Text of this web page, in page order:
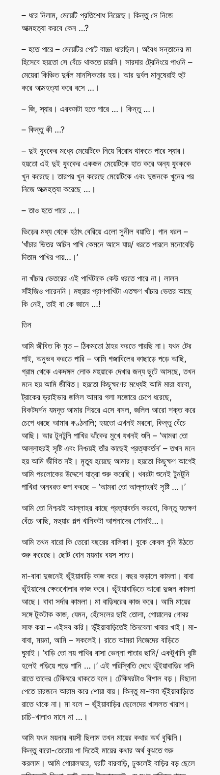
– ধরে নিলাম, মেয়েটি প্রতিশোধ নিয়েছে। কিন্তু সে নিজে
আত্মহত্যা করবে কেন …?
– হতে পারে – মেয়েটির পেটে বাচ্চা ধরেছিল। অবৈধ সন্তানের মা
হিসেবে হয়তো সে বেঁচে থাকতে চায়নি। সারদার ট্রেনিংয়ে পাওনি –
মেয়েরা কিঞ্চিত দুর্বল মানসিকতার হয়। আর দুর্বল মানুষেরাই হুট
করে আত্মহত্যা করে বসে …।
– জি, স্যার। এরকমটা হতে পারে …। কিন্তু …।
– কিন্তু কী …?
– দুই যুবকের মধ্যে মেয়েটিকে নিয়ে বিরোধ থাকতে পারে স্যার।
হয়তো এই দুই যুবকের একজন মেয়েটিকে হাত করে অন্য যুবককে
খুন করেছে। তারপর খুন করেছে মেয়েটিকে এবং দুজনকে খুনের পর
নিজে আত্মহত্যা করেছে …।
– তাও হতে পারে …।
ভিড়ের মধ্য থেকে হঠাৎ বেরিয়ে এলো সুনীল বয়াতি। গান ধরল –
‘খাঁচার ভিতর অচিন পাখি কেমনে আসে যায়/ ধরতে পারলে মনোবেড়ি
দিতাম পাখির পায়…।’
না খাঁচার ভেতরের এই পাখিটাকে কেউ ধরতে পারে না। লালন
সাঁইজিও পারেননি। মহুয়ার প্রাণপাখিটা এতক্ষণ খাঁচার ভেতর আছে
কি নেই, তাই বা কে জানে …!
তিন
আমি জীবিত কি মৃত – ঠিকমতো ঠাহর করতে পারছি না। যখন টের
পাই, অনুভব করতে পারি – আমি গজাবিলের কাছাড়ে পড়ে আছি,
গ্রাম থেকে একদঙ্গল লোক মহুয়াকে দেখার জন্য ছুটে আসছে, তখন
মনে হয় আমি জীবিত। হয়তো কিছুক্ষণের মধ্যেই আমি মারা যাবো,
ট্রাকের ড্রাইভার জলিল আমার গলা সজোরে চেপে ধরেছে,
বিকটদর্শন যমদূত আমার শিয়রে এসে বসল, জলিল আরো শক্ত করে
চেপে ধরছে আমার কণ্ঠনালি; হয়তো এখনই মরবো, কিন্তু বেঁচে
আছি। আর টুনটুনি পাখির ঝাঁকের মুখে যখনই শুনি – ‘আমরা তো
আল্লাহরই সৃষ্টি এবং নিশ্চয়ই তাঁর কাছেই প্রত্যাবর্তন’ – তখন মনে
হয় আমি জীবিত নই। মৃত্যু হয়েছে আমার। হয়তো কিছুক্ষণ আগেই
আমি পরলোকের উদ্দেশে যাত্রা শুরু করেছি। খবরটা শুনেই টুনটুনি
পাখিরা অনবরত জপ করছে – ‘আমরা তো আল্লাহরই সৃষ্টি …।’
আমি তো নিশ্চয়ই আল্লাহর কাছে প্রত্যাবর্তন করবো, কিন্তু যতক্ষণ
বেঁচে আছি, মহুয়ার গল্প খানিকটা আপনাদের শোনাই…।
আমি তখন বারো কি তেরো বছরের বালিকা। বুকে কেবল বুনি উঠতে
শুরু করেছে। ছোট বোন ময়নার বয়স সাত।
মা-বাবা দুজনেই ভূঁইয়াবাড়ি কাজ করে। বছর কড়ালে কামলা। বাবা
ভূঁইয়াদের ক্ষেতখোলার কাজ করে। ভূঁইয়াবাড়িতে আরো দুজন কামলা
আছে। বাবা সর্দার কামলা। মা বাড়িঘরের কাজ করে। আমি মায়ের
সঙ্গে টুকটাক কাজ, যেমন, হেঁসেলের ছাই তোলা, গোয়ালের গোবর
সাফ করা – এইসব করি। ভূঁইয়াবাড়িতেই তিনবেলা খাবার খাই। মা-
বাবা, ময়না, আমি – সকলেই। রাতে আমরা নিজেদের বাড়িতে
ঘুমাই। ‘বাড়ি তো নয় পাখির বাসা ভেন্না পাতার ছানি/ একটুখানি বৃষ্টি
হলেই গড়িয়ে পড়ে পানি …।’ এই পরিস্থিতি দেখে ভূঁইয়াবাড়ির দাদি
রাতে তাদের ঢেঁকিঘরে থাকতে বলে। ঢেঁকিঘরটাও বিশাল বড়। বিছানা
পেতে চারজনে আরাম করে শোয়া যায়। কিন্তু মা-বাবা ভূঁইয়াবাড়িতে
রাতে থাকে না। মা বলে – ভূঁইয়াবাড়ির ছেলেদের খাসলত খারাপ।
চাচি-খালাও মানে না …।
আমি যখন ময়নার বয়সী ছিলাম তখন মায়ের কথার অর্থ বুঝিনি।
কিন্তু বারো-তেরোয় পা দিতেই মায়ের কথার অর্থ বুঝতে শুরু
করলাম। আমি গোয়ালঘরে, ঘরটি বারবাড়ি, ঢুকলেই বাড়ির বড় ছেলে